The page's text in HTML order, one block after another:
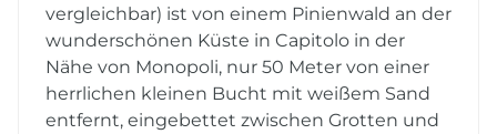
vergleichbar) ist von einem Pinienwald an der
wunderschönen Küste in Capitolo in der
Nähe von Monopoli, nur 50 Meter von einer
herrlichen kleinen Bucht mit weißem Sand
entfernt, eingebettet zwischen Grotten und